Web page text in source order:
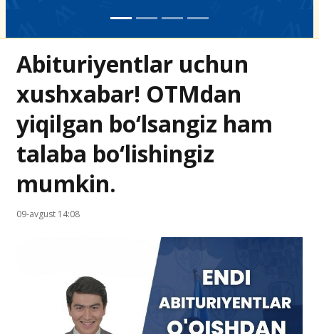
Abituriyentlar uchun
xushxabar! OTMdan
yiqilgan bo‘lsangiz ham
talaba bo‘lishingiz
mumkin.
09-avgust 14:08